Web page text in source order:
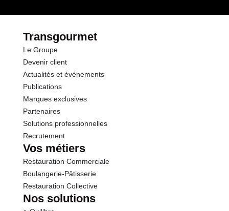
Transgourmet
Le Groupe
Devenir client
Actualités et événements
Publications
Marques exclusives
Partenaires
Solutions professionnelles
Recrutement
Vos métiers
Restauration Commerciale
Boulangerie-Pâtisserie
Restauration Collective
Nos solutions